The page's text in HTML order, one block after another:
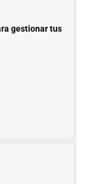
gestionar tus